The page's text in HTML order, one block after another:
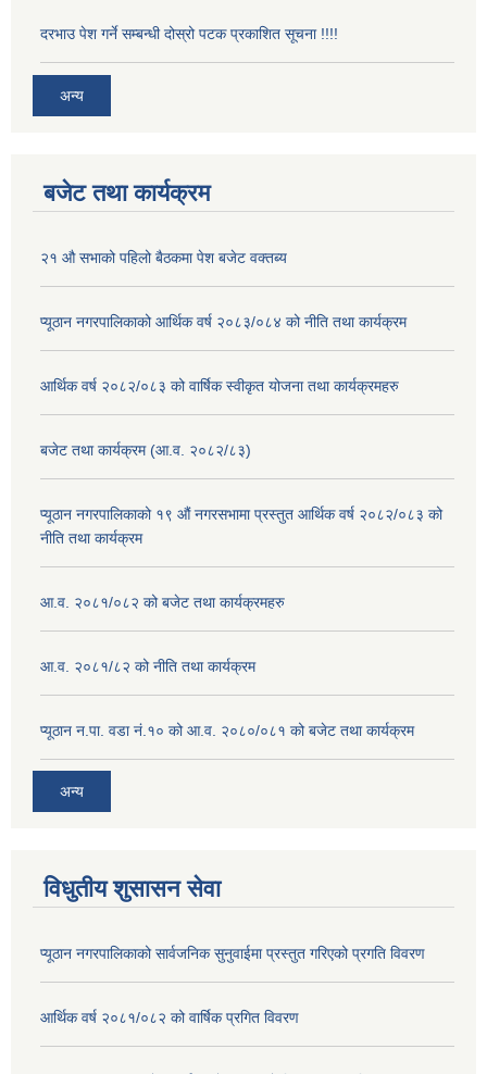
दरभाउ पेश गर्ने सम्बन्धी दोस्रो पटक प्रकाशित सूचना !!!!
अन्य
बजेट तथा कार्यक्रम
२१ औ सभाको पहिलो बैठकमा पेश बजेट वक्तब्य
प्यूठान नगरपालिकाको आर्थिक वर्ष २०८३/०८४ को नीति तथा कार्यक्रम
आर्थिक वर्ष २०८२/०८३ को वार्षिक स्वीकृत योजना तथा कार्यक्रमहरु
बजेट तथा कार्यक्रम (आ.व. २०८२/८३)
प्यूठान नगरपालिकाको १९ औं नगरसभामा प्रस्तुत आर्थिक वर्ष २०८२/०८३ को
नीति तथा कार्यक्रम
आ.व. २०८१/०८२ को बजेट तथा कार्यक्रमहरु
आ.व. २०८१/८२ को नीति तथा कार्यक्रम
प्यूठान न.पा. वडा नं.१० को आ.व. २०८०/०८१ को बजेट तथा कार्यक्रम
अन्य
विधुतीय शुसासन सेवा
प्यूठान नगरपालिकाको सार्वजनिक सुनुवाईमा प्रस्तुत गरिएको प्रगति विवरण
आर्थिक वर्ष २०८१/०८२ को वार्षिक प्रगित विवरण